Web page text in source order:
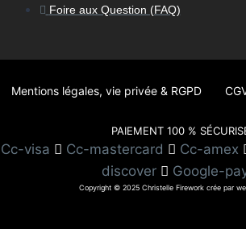
Foire aux Question (FAQ)
Mentions légales, vie privée & RGPD
PAIEMENT 100 %
Cc-visa Cc-mastercard Cc-amex
discover
Google-
Copyright © 2025 Christelle Firework crée par